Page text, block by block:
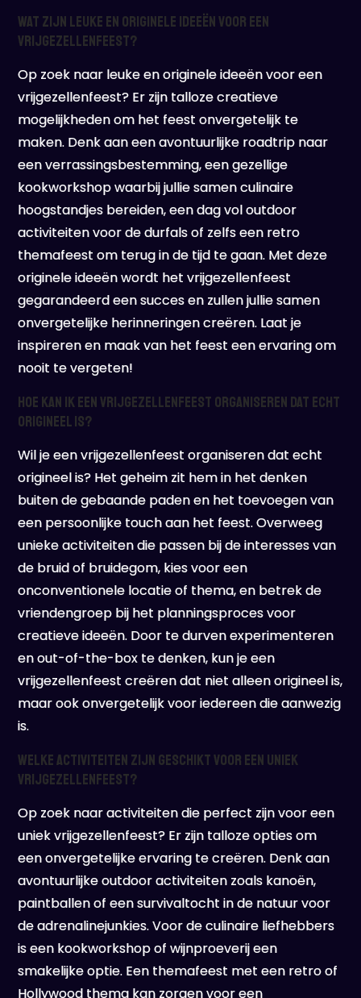
Wat zijn leuke en originele ideeën voor een
vrijgezellenfeest?
Op zoek naar leuke en originele ideeën voor een
vrijgezellenfeest? Er zijn talloze creatieve
mogelijkheden om het feest onvergetelijk te
maken. Denk aan een avontuurlijke roadtrip naar
een verrassingsbestemming, een gezellige
kookworkshop waarbij jullie samen culinaire
hoogstandjes bereiden, een dag vol outdoor
activiteiten voor de durfals of zelfs een retro
themafeest om terug in de tijd te gaan. Met deze
originele ideeën wordt het vrijgezellenfeest
gegarandeerd een succes en zullen jullie samen
onvergetelijke herinneringen creëren. Laat je
inspireren en maak van het feest een ervaring om
nooit te vergeten!
Hoe kan ik een vrijgezellenfeest organiseren dat echt
origineel is?
Wil je een vrijgezellenfeest organiseren dat echt
origineel is? Het geheim zit hem in het denken
buiten de gebaande paden en het toevoegen van
een persoonlijke touch aan het feest. Overweeg
unieke activiteiten die passen bij de interesses van
de bruid of bruidegom, kies voor een
onconventionele locatie of thema, en betrek de
vriendengroep bij het planningsproces voor
creatieve ideeën. Door te durven experimenteren
en out-of-the-box te denken, kun je een
vrijgezellenfeest creëren dat niet alleen origineel is,
maar ook onvergetelijk voor iedereen die aanwezig
is.
Welke activiteiten zijn geschikt voor een uniek
vrijgezellenfeest?
Op zoek naar activiteiten die perfect zijn voor een
uniek vrijgezellenfeest? Er zijn talloze opties om
een onvergetelijke ervaring te creëren. Denk aan
avontuurlijke outdoor activiteiten zoals kanoën,
paintballen of een survivaltocht in de natuur voor
de adrenalinejunkies. Voor de culinaire liefhebbers
is een kookworkshop of wijnproeverij een
smakelijke optie. Een themafeest met een retro of
Hollywood thema kan zorgen voor een